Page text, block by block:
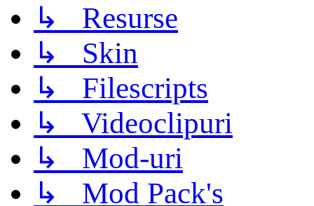
↳ Resurse
↳ Skin
↳ Filescripts
↳ Videoclipuri
↳ Mod-uri
↳ Mod Pack's